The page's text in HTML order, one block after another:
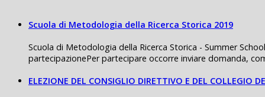
Scuola di Metodologia della Ricerca Storica 2019
Scuola di Metodologia della Ricerca Storica - Summer
partecipazionePer partecipare occorre inviare domanda,
ELEZIONE DEL CONSIGLIO DIRETTIVO E DEL COLLEGIO